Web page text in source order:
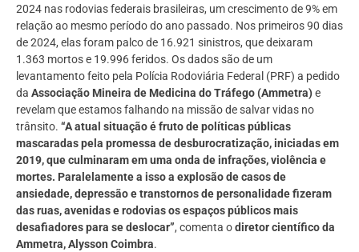
2024 nas rodovias federais brasileiras, um crescimento de 9% em
relação ao mesmo período do ano passado. Nos primeiros 90 dias
de 2024, elas foram palco de 16.921 sinistros, que deixaram
1.363 mortos e 19.996 feridos. Os dados são de um
levantamento feito pela Polícia Rodoviária Federal (PRF) a pedido
da Associação Mineira de Medicina do Tráfego (Ammetra)e
revelam que estamos falhando na missão de salvar vidas no
trânsito. “A atual situação é fruto de políticas públicas
mascaradas pela promessa de desburocratização, iniciadas em
2019, que culminaram em uma onda de infrações, violência e
mortes. Paralelamente a isso a explosão de casos de
ansiedade, depressão e transtornos de personalidade fizeram
das ruas, avenidas e rodovias os espaços públicos mais
desafiadores para se deslocar”, comenta odiretor científico da
Ammetra, Alysson Coimbra.